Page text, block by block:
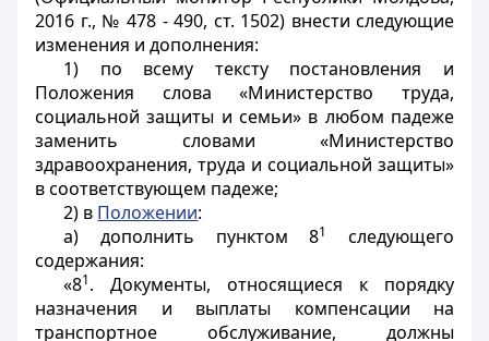
2016 г., № 478 - 490, ст. 1502) внести следующие
изменения и дополнения:
1) по всему тексту постановления и
Положения слова «Министерство труда,
социальной защиты и семьи» в любом падеже
заменить словами «Министерство
здравоохранения, труда и социальной защиты»
в соответствующем падеже;
2) в Положении:
a) дополнить пунктом 81
следующего
содержания:
«81. Документы, относящиеся к порядку
назначения и выплаты компенсации на
транспортное обслуживание, должны